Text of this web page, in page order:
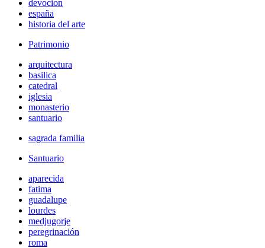
devocion
españa
historia del arte
Patrimonio
arquitectura
basilica
catedral
iglesia
monasterio
santuario
sagrada familia
Santuario
aparecida
fatima
guadalupe
lourdes
medjugorje
peregrinación
roma